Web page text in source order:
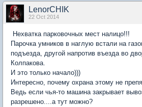
LenorCHIK
22 Oct 2014
Нехватка парковочных мест налицо!!!
Парочка умников в наглую встали на
подъезда, другой напротив въезда во
Колпакова.
И это только начало)))
Интересно, почему охрана этому не
Ведь если чья-то машина закрывает
разрешено....а тут можно?